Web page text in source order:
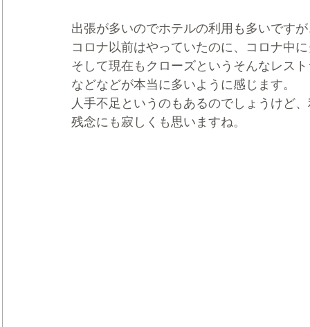
出張が多いのでホテルの利用も多いです
コロナ以前はやっていたのに、コロナ中
そして現在もクローズというそんなレス
などなどが本当に多いように感じます。
人手不足というのもあるのでしょうけど
残念にも寂しくも思いますね。